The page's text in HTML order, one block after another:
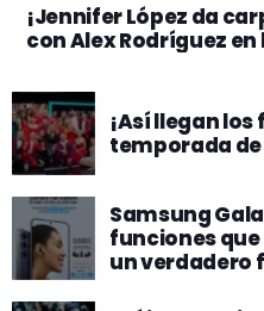
¡Jennifer López da
con Alex Rodríguez en
¡Así llegan
temporada de
Samsung
funciones
un verdadero